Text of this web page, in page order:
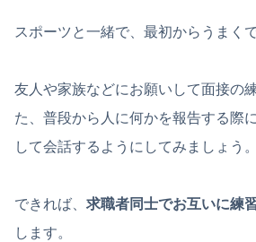
スポーツと一緒で、最初からうまく
友人や家族などにお願いして面接の
た、普段から人に何かを報告する際
して会話するようにしてみましょう。
できれば、 求職者同士でお互いに練
します。